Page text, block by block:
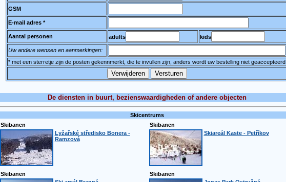
GSM
E-mail adres *
Aantal personen adults kids
Uw andere wensen en aanmerkingen:
* met een sterretje zijn de posten gekennmerkt, die te invullen zijn, anders wordt uw bestelling niet geaccepteerd
De diensten in buurt, bezienswaardigheden of andere objecten
Skicentrums
Skibanen
Lyžařské středisko Bonera -
Ramzová
Skibanen
Skiareál Kaste - Petříkov
Skibanen
Skibanen